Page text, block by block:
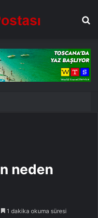
neden
1 dakika okuma süresi